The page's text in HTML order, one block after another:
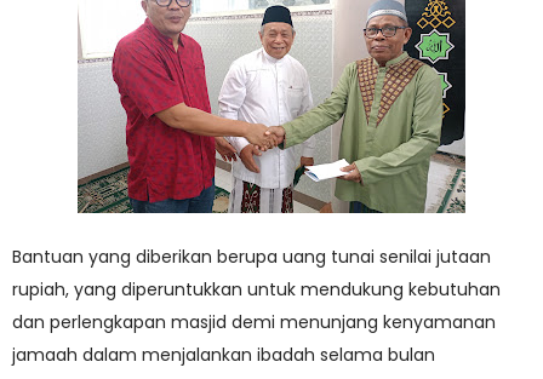
Bantuan yang diberikan berupa uang tunai senilai jutaan
rupiah, yang diperuntukkan untuk mendukung kebutuhan
dan perlengkapan masjid demi menunjang kenyamanan
jamaah dalam menjalankan ibadah selama bulan